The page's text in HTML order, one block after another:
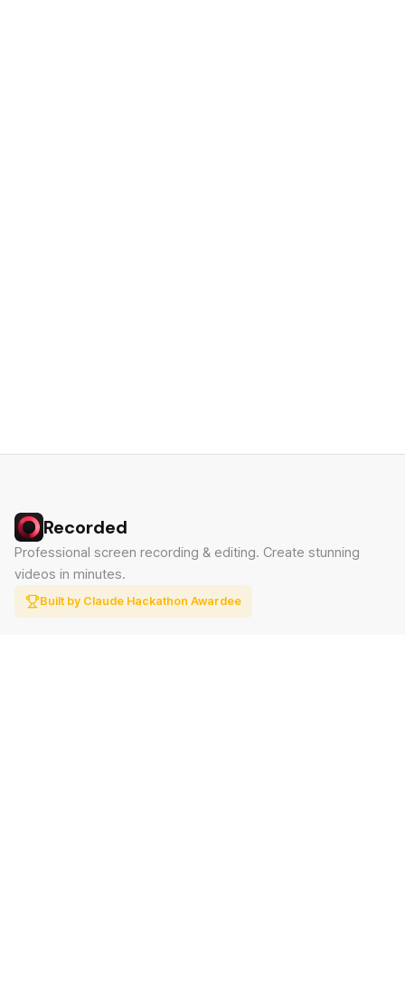
Recorded
Professional screen recording & editing. Create stunning
videos in minutes.
Built by Claude Hackathon Awardee